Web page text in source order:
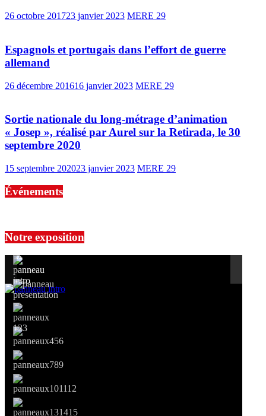
26 octobre 201723 janvier 2023 MERE 29
Espagnols et portugais dans l’effort de guerre
allemand
26 décembre 201616 janvier 2023 MERE 29
Sortie nationale du long-métrage d’animation
« Josep », réalisé par Aurel sur la Retirada, le 30
septembre 2020
15 septembre 202023 janvier 2023 MERE 29
Événements
Notre exposition